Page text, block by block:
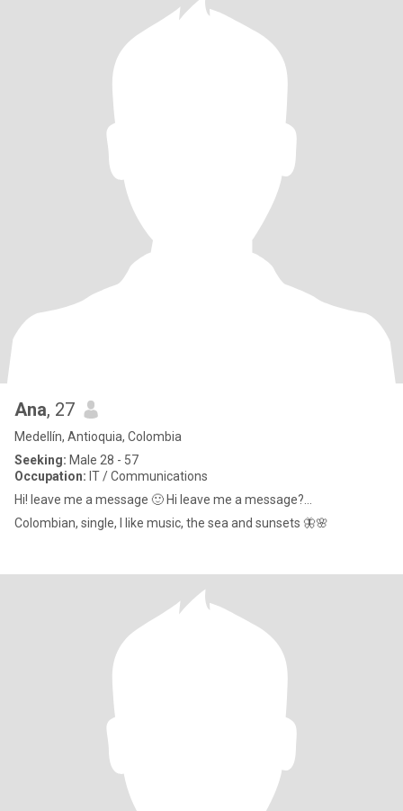
Ana, 27
Medellín, Antioquia, Colombia
Seeking: Male 28 - 57
Occupation: IT / Communications
Hi! leave me a message 🙂 Hi leave me a message?...
Colombian, single, I like music, the sea and sunsets 🦋🌸